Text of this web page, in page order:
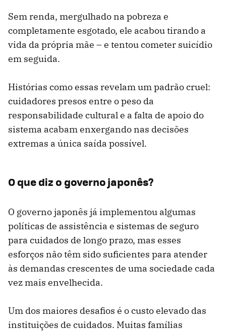
Sem renda, mergulhado na pobreza e
completamente esgotado, ele acabou tirando a
vida da própria mãe – e tentou cometer suicídio
em seguida.
Histórias como essas revelam um padrão cruel:
cuidadores presos entre o peso da
responsabilidade cultural e a falta de apoio do
sistema acabam enxergando nas decisões
extremas a única saída possível.
O que diz o governo japonês?
O governo japonês já implementou algumas
políticas de assistência e sistemas de seguro
para cuidados de longo prazo, mas esses
esforços não têm sido suficientes para atender
às demandas crescentes de uma sociedade cada
vez mais envelhecida.
Um dos maiores desafios é o custo elevado das
instituições de cuidados. Muitas famílias